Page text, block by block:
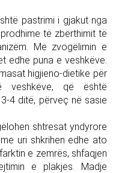
pastrimi i gjakut nga
të zbërthimit të
Me zvogëlimin e
edhe puna e veshkëve.
higjieno-dietike për
veshkëve, që është
4 ditë, përveç në sasie
shtresat yndyrore
uri shkrihen edhe ato
e zemrës, shfaqjen
e plakjes. Madje